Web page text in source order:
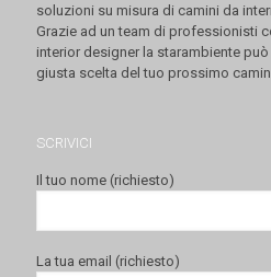
soluzioni su misura di camini da
Grazie ad un team di professionisti
interior designer la starambiente
giusta scelta del tuo prossimo
SCRIVICI
Il tuo nome (richiesto)
La tua email (richiesto)